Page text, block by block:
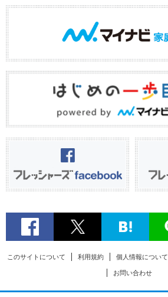
このサイトについて 利用規約 個人情報について
お問い合わせ